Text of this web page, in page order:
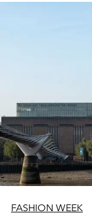
FASHION WEEK